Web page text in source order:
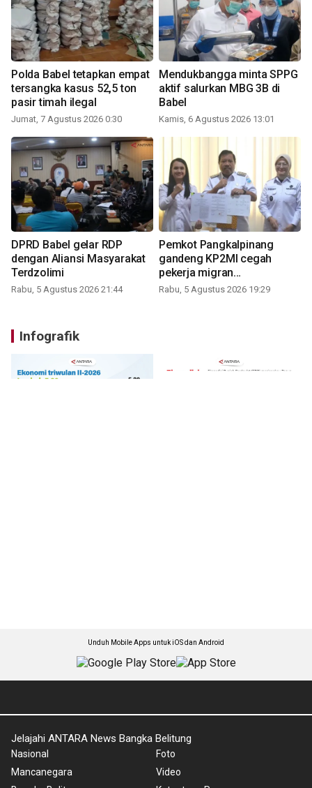
Polda Babel tetapkan empat
tersangka kasus 52,5 ton
pasir timah ilegal
Jumat, 7 Agustus 2026 0:30
Mendukbangga minta SPPG
aktif salurkan MBG 3B di
Babel
Kamis, 6 Agustus 2026 13:01
DPRD Babel gelar RDP
dengan Aliansi Masyarakat
Terdzolimi
Rabu, 5 Agustus 2026 21:44
Pemkot Pangkalpinang
gandeng KP2MI cegah
pekerja migran
nonprosedural
Rabu, 5 Agustus 2026 19:29
Infografik
Unduh Mobile Apps untuk iOS dan Android
Jelajahi ANTARA News Bangka Belitung
Nasional
Mancanegara
Foto
Video